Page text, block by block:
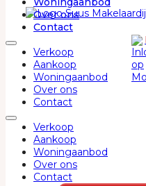
Ga naar hoofdinhoud Ga
Over ons
Contact
Verkoop
Aankoop
Woningaanbod
Over ons
Contact
Verkoop
Aankoop
Woningaanbod
Over ons
Contact